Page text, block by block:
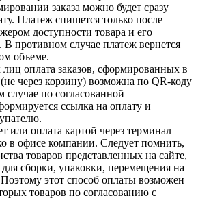
заказа можно будет сразу
Платеж спишется только после
доступности товара и его
В противном случае платеж вернется
объеме.
оплата заказов, сформированных в
через корзину) возможна по QR-коду
по согласованной
ссылка на оплату и
или оплата картой через терминал
в офисе компании. Следует помнить,
товаров представленных на сайте,
для сборки, упаковки, перемещения на
Поэтому этот способ оплаты возможен
товаров по согласованию с